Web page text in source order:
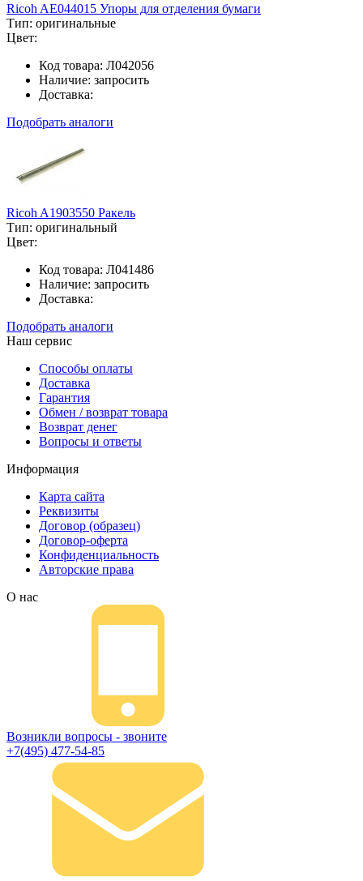
Ricoh AE044015 Упоры для отделения бумаги
Тип: оригинальные
Цвет:
Код товара: Л042056
Наличие: запросить
Доставка:
Подобрать аналоги
Ricoh A1903550 Ракель
Тип: оригинальный
Цвет:
Код товара: Л041486
Наличие: запросить
Доставка:
Подобрать аналоги
Наш сервис
Способы оплаты
Доставка
Гарантия
Обмен / возврат товара
Возврат денег
Вопросы и ответы
Информация
Карта сайта
Реквизиты
Договор (образец)
Договор-оферта
Конфиденциальность
Авторские права
О нас
Возникли вопросы - звоните
+7(495) 477-54-85